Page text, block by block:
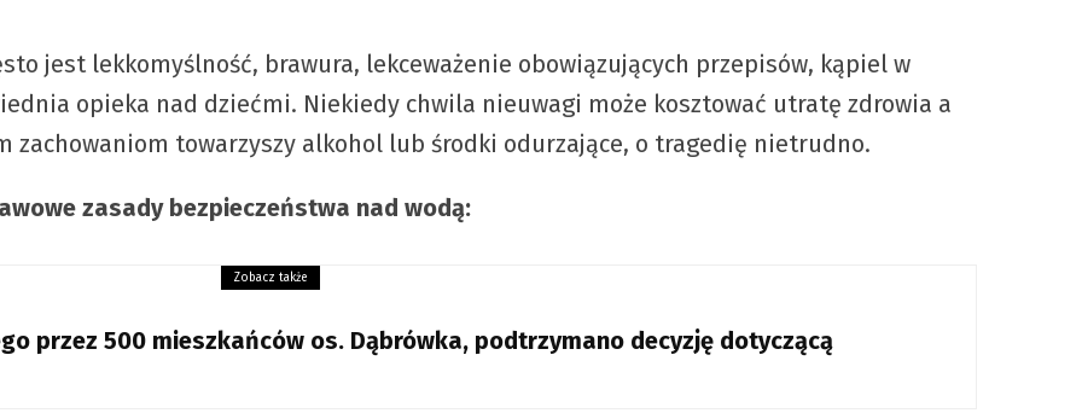
jest lekkomyślność, brawura, lekceważenie obowiązujących przepisów, kąpiel w
opieka nad dziećmi. Niekiedy chwila nieuwagi może kosztować utratę zdrowia a
zachowaniom towarzyszy alkohol lub środki odurzające, o tragedię nietrudno.
zasady bezpieczeństwa nad wodą:
Zobacz także
przez 500 mieszkańców os. Dąbrówka, podtrzymano decyzję dotyczącą